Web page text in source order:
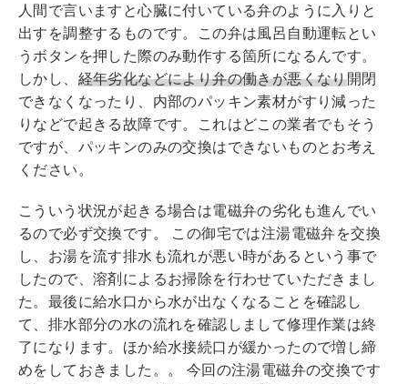
人間で言いますと心臓に付いている弁のように入りと
出すを調整するものです。この弁は風呂自動運転とい
うボタンを押した際のみ動作する箇所になるんです。
しかし、 経年劣化などにより弁の働きが悪くなり開閉
できなくなったり、内部のパッキン素材がすり減った
りなどで起きる故障です。これはどこの業者でもそう
ですが、パッキンのみの交換はできないものとお考え
ください。
こういう状況が起きる場合は電磁弁の劣化も進んでい
るので必ず交換です。 この御宅では注湯電磁弁を交換
し、お湯を流す排水も流れが悪い時があるという事で
したので、溶剤によるお掃除を行わせていただきまし
た。最後に給水口から水が出なくなることを確認し
て、排水部分の水の流れを確認しまして修理作業は終
了になります。ほか給水接続口が緩かったので増し締
めをしておきました。。 今回の注湯電磁弁の交換です